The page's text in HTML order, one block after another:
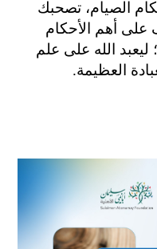
الصيام، تصحبك
أهم الأحكام
ليعبد الله على علم
العظيمة.